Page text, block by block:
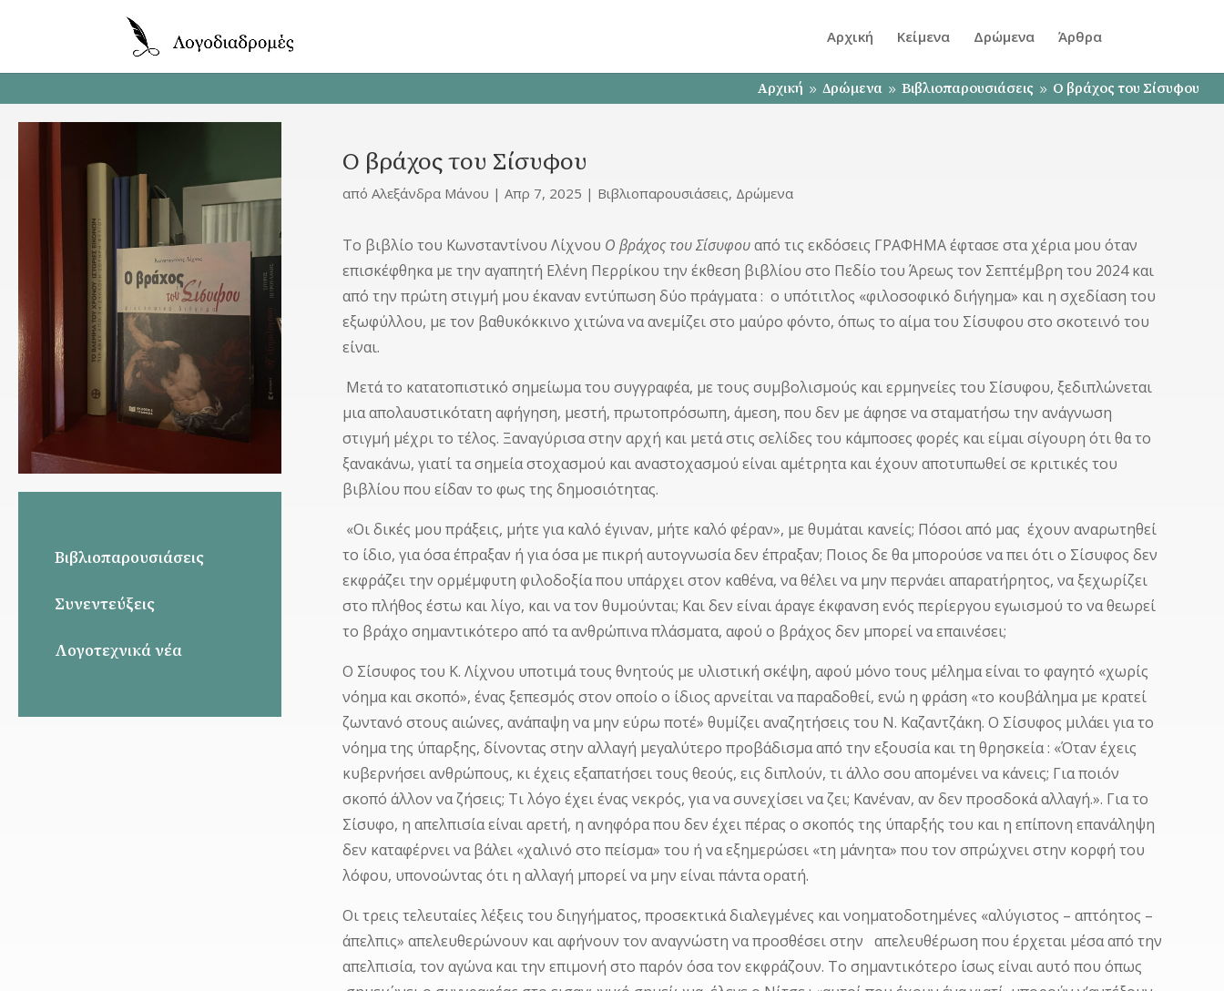
Αρχική Κείμενα Δρώμενα Άρθρα
Αρχική 9 Δρώμενα 9 Βιβλιοπαρουσιάσεις 9 Ο βράχος του Σίσυφου
Βιβλιοπαρουσιάσεις
Συνεντεύξεις
Λογοτεχνικά νέα
Ο βράχος του Σίσυφου
απόΑλεξάνδρα Μάνου |Απρ 7, 2025 | Βιβλιοπαρουσιάσεις, Δρώμενα
Το βιβλίο του Κωνσταντίνου Λίχνου Ο βράχος του Σίσυφουαπό τις εκδόσεις ΓΡΑΦΗΜΑ έφτασε στα χέρια μου όταν
επισκέφθηκα με την αγαπητή Ελένη Περρίκου την έκθεση βιβλίου στο Πεδίο του Άρεως τον Σεπτέμβρη του 2024 και
από την πρώτη στιγμή μου έκαναν εντύπωση δύο πράγματα : ο υπότιτλος «φιλοσοφικό διήγημα» και η σχεδίαση του
εξωφύλλου, με τον βαθυκόκκινο χιτώνα να ανεμίζει στο μαύρο φόντο, όπως το αίμα του Σίσυφου στο σκοτεινό του
είναι.
Μετά το κατατοπιστικό σημείωμα του συγγραφέα, με τους συμβολισμούς και ερμηνείες του Σίσυφου, ξεδιπλώνεται
μια απολαυστικότατη αφήγηση, μεστή, πρωτοπρόσωπη, άμεση, που δεν με άφησε να σταματήσω την ανάγνωση
στιγμή μέχρι το τέλος. Ξαναγύρισα στην αρχή και μετά στις σελίδες του κάμποσες φορές και είμαι σίγουρη ότι θα το
ξανακάνω, γιατί τα σημεία στοχασμού και αναστοχασμού είναι αμέτρητα και έχουν αποτυπωθεί σε κριτικές του
βιβλίου που είδαν το φως της δημοσιότητας.
«Οι δικές μου πράξεις, μήτε για καλό έγιναν, μήτε καλό φέραν», με θυμάται κανείς; Πόσοι από μας έχουν αναρωτηθεί
το ίδιο, για όσα έπραξαν ή για όσα με πικρή αυτογνωσία δεν έπραξαν; Ποιος δε θα μπορούσε να πει ότι ο Σίσυφος δεν
εκφράζει την ορμέμφυτη φιλοδοξία που υπάρχει στον καθένα, να θέλει να μην περνάει απαρατήρητος, να ξεχωρίζει
στο πλήθος έστω και λίγο, και να τον θυμούνται; Και δεν είναι άραγε έκφανση ενός περίεργου εγωισμού το να θεωρεί
το βράχο σημαντικότερο από τα ανθρώπινα πλάσματα, αφού ο βράχος δεν μπορεί να επαινέσει;
Ο Σίσυφος του Κ. Λίχνου υποτιμά τους θνητούς με υλιστική σκέψη, αφού μόνο τους μέλημα είναι το φαγητό «χωρίς
νόημα και σκοπό», ένας ξεπεσμός στον οποίο ο ίδιος αρνείται να παραδοθεί, ενώ η φράση «το κουβάλημα με κρατεί
ζωντανό στους αιώνες, ανάπαψη να μην εύρω ποτέ» θυμίζει αναζητήσεις του Ν. Καζαντζάκη. Ο Σίσυφος μιλάει για το
νόημα της ύπαρξης, δίνοντας στην αλλαγή μεγαλύτερο προβάδισμα από την εξουσία και τη θρησκεία : «Όταν έχεις
κυβερνήσει ανθρώπους, κι έχεις εξαπατήσει τους θεούς, εις διπλούν, τι άλλο σου απομένει να κάνεις; Για ποιόν
σκοπό άλλον να ζήσεις; Τι λόγο έχει ένας νεκρός, για να συνεχίσει να ζει; Κανέναν, αν δεν προσδοκά αλλαγή.». Για το
Σίσυφο, η απελπισία είναι αρετή, η ανηφόρα που δεν έχει πέρας ο σκοπός της ύπαρξής του και η επίπονη επανάληψη
δεν καταφέρνει να βάλει «χαλινό στο πείσμα» του ή να εξημερώσει «τη μάνητα» που τον σπρώχνει στην κορφή του
λόφου, υπονοώντας ότι η αλλαγή μπορεί να μην είναι πάντα ορατή.
Οι τρεις τελευταίες λέξεις του διηγήματος, προσεκτικά διαλεγμένες και νοηματοδοτημένες «αλύγιστος – απτόητος –
άπελπις» απελευθερώνουν και αφήνουν τον αναγνώστη να προσθέσει στην απελευθέρωση που έρχεται μέσα από την
απελπισία, τον αγώνα και την επιμονή στο παρόν όσα τον εκφράζουν. Το σημαντικότερο ίσως είναι αυτό που όπως